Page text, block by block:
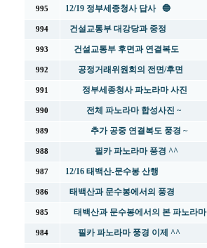
995 12/19 정부세종청사 답사 🔵
994 건설교통부 대강당과 중정
993 건설교통부 후면과 연결복도
992 공정거래위원회의 전면/후면
991 정부세종청사 파노라마 사진
990 전체 파노라마 합성사진 ~
989 추가 공중 연결복도 풍경 ~
988 필카 파노라마 풍경 ^^
987 12/16 태백산-문수봉 산행
986 태백산과 문수봉에서의 풍경
985 태백산과 문수봉에서의 본 파노라마
984 필카 파노라마 풍경 이제 ^^